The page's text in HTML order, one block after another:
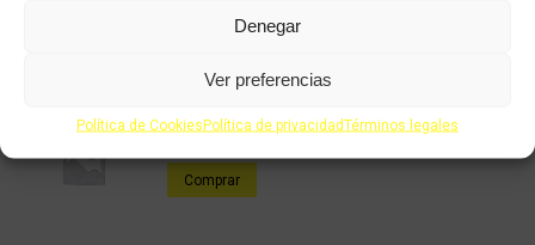
Denegar
Ver preferencias
Política de CookiesPolítica de privacidadTérminos legales
Comprar
Aprilia SportCity Cube 125cc
Comprar